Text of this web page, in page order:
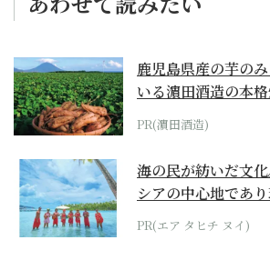
鹿児島県産の芋の
いる濵田酒造の本
PR(濵田酒造)
海の民が紡いだ文
シアの中心地であ
らみえてくる...
PR(エア タヒチ ヌイ)